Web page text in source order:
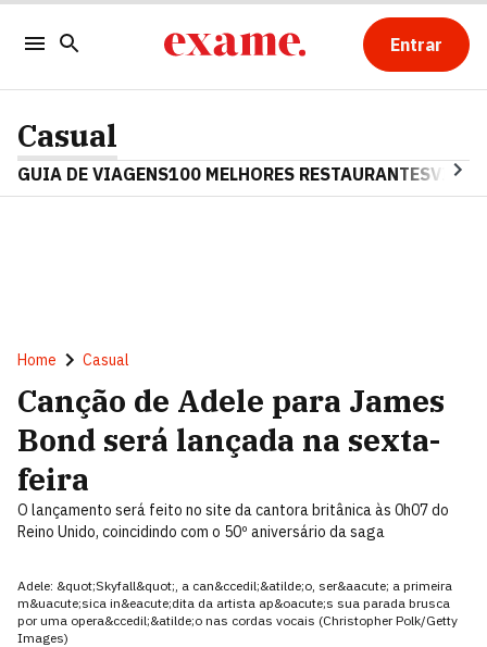
Entrar
Casual
GUIA DE VIAGENS100 MELHORES RESTAURANTES
Home Casual
Canção de Adele para James
Bond será lançada na sexta-
feira
O lançamento será feito no site da cantora britânica às 0h07 do
Reino Unido, coincidindo com o 50º aniversário da saga
Adele: &quot;Skyfall&quot;, a can&ccedil;&atilde;o, ser&aacute; a primeira
m&uacute;sica in&eacute;dita da artista ap&oacute;s sua parada brusca
por uma opera&ccedil;&atilde;o nas cordas vocais (Christopher Polk/Getty
Images)